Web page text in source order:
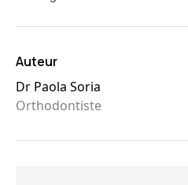
Auteur
Dr Paola Soria
Orthodontiste